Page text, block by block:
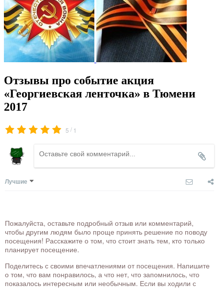
Отзывы про событие акция
«Георгиевская ленточка» в Тюмени
2017
5 / 1
Лучшие
Пожалуйста, оставьте подробный отзыв или комментарий,
чтобы другим людям было проще принять решение по поводу
посещения! Расскажите о том, что стоит знать тем, кто только
планирует посещение.
Поделитесь с своими впечатлениями от посещения. Напишите
о том, что вам понравилось, а что нет, что запомнилось, что
показалось интересным или необычным. Если вы ходили с